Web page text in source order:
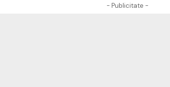
- Publicitate -